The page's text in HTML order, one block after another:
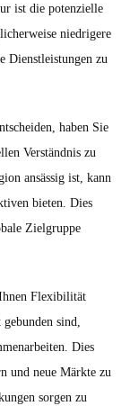
ist die potenzielle
niedrigere
Dienstleistungen zu
haben Sie
Verständnis zu
ansässig ist, kann
bieten. Dies
Zielgruppe
Flexibilität
sind,
Dies
und neue Märkte zu
sorgen zu